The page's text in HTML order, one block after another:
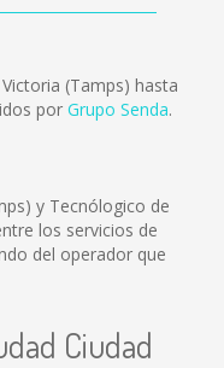
(Tamps) hasta
por Grupo Senda.
y Tecnólogico de
los servicios de
del operador que
Ciudad